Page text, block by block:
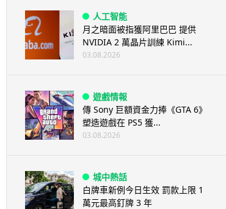
人工智能
月之暗面被指獲阿里巴巴 提供
NVIDIA 2 萬晶片訓練 Kimi...
03.08.2026
遊戲情報
傳 Sony 巨額資金力捧《GTA 6》
塑造遊戲在 PS5 獲...
03.08.2026
城中熱話
白牌車新例今日生效 罰款上限 1
萬元最高釘牌 3 年